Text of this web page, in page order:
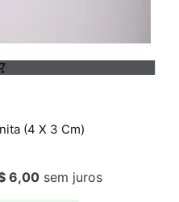
(4 X 3 Cm)
6,00 sem juros